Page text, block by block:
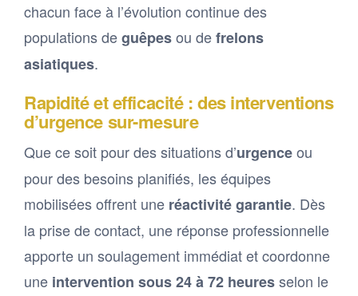
chacun face à l’évolution continue des
populations deguêpesou defrelons
asiatiques.
Rapidité et efficacité : des interventions
d’urgence sur-mesure
Que ce soit pour des situations d’urgenceou
pour des besoins planifiés, les équipes
mobilisées offrent une réactivité garantie. Dès
la prise de contact, une réponse professionnelle
apporte un soulagement immédiat et coordonne
une intervention sous 24 à 72 heuresselon le